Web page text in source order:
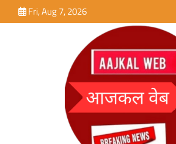
to
Fri, Aug 7, 2026